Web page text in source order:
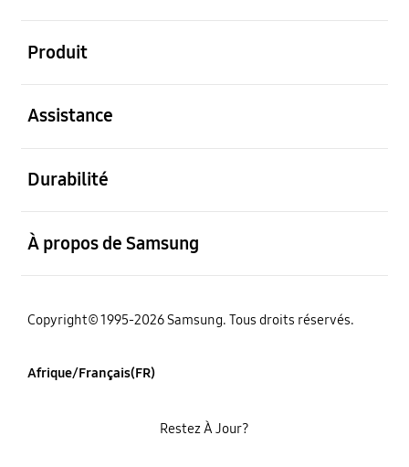
Produit
Assistance
Durabilité
À propos de Samsung
Copyright© 1995-2026 Samsung. Tous droits réservés.
Afrique/Français(FR)
Restez À Jour?